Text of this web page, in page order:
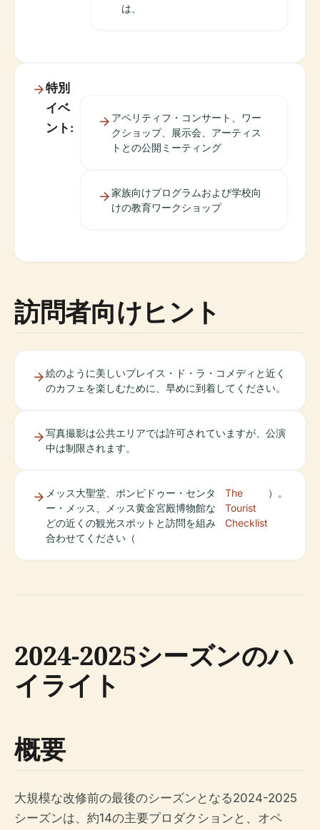
は、
特別
イベ
ント:
アペリティフ・コンサート、ワー
クショップ、展示会、アーティス
トとの公開ミーティング
家族向けプログラムおよび学校向
けの教育ワークショップ
訪問者向けヒント
絵のように美しいプレイス・ド・ラ・コメディと近く
のカフェを楽しむために、早めに到着してください。
写真撮影は公共エリアでは許可されていますが、公演
中は制限されます。
メッス大聖堂、ポンピドゥー・センタ
ー・メッス、メッス黄金宮殿博物館な
どの近くの観光スポットと訪問を組み
合わせてください（
The
Tourist
Checklist
）。
2024-2025シーズンのハ
イライト
概要
大規模な改修前の最後のシーズンとなる2024-2025
シーズンは、約14の主要プロダクションと、オペ